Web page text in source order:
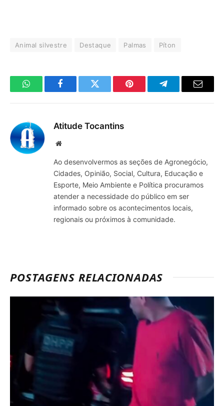
Animal silvestre Destaque Palmas Píton
WhatsAppFacebookTwitter Pinterest TelegramaE-
Atitude Tocantins
Site
Ao desenvolvermos as seções de Agronegócio,
Cidades, Opinião, Social, Cultura, Educação e
Esporte, Meio Ambiente e Política procuramos
atender a necessidade do público em ser
informado sobre os acontecimentos locais,
regionais ou próximos à comunidade.
POSTAGENS RELACIONADAS